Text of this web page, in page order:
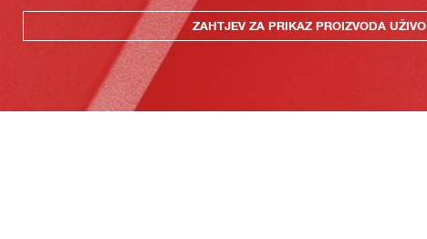
ZAHTJEV ZA PRIKAZ PROIZVODA UŽIVO